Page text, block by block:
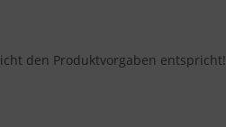
den Produktvorgaben entspricht!